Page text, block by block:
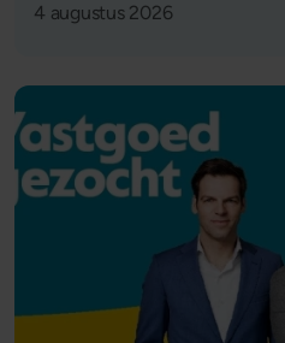
4 augustus 2026